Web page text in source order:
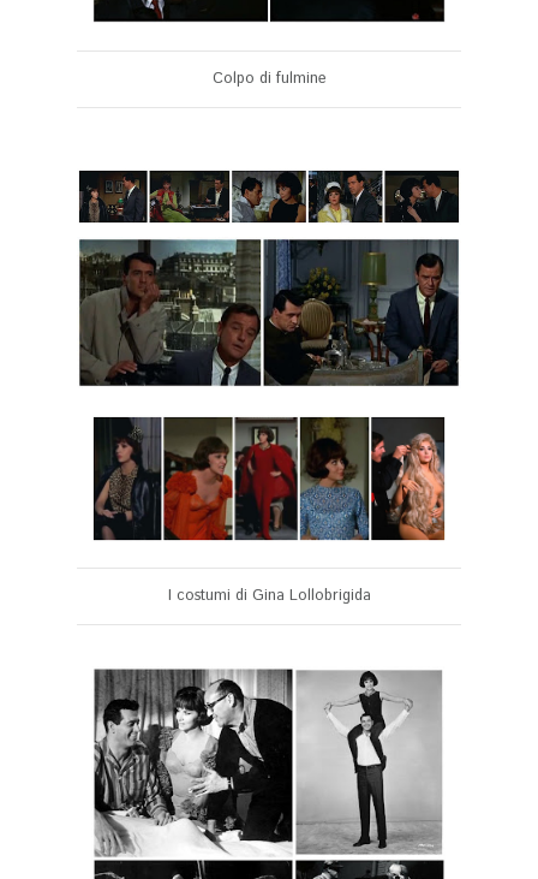
Colpo di fulmine
I costumi di Gina Lollobrigida